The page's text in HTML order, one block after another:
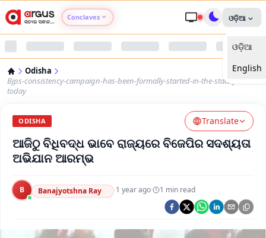
Conclaves
Argus Nari Shakti
Argus Health Connect
Argus Chalo Dekhein Apna Desh
ଓଡ଼ିଆ
ଓଡ଼ିଆ
English
Odisha
Bjps-consistency-campaign-has-been-formally-started-in-the-state-from-
today
ODISHA Translate
ଆଜିଠୁ ବିଧିବଦ୍ଧ ଭାବେ ରାଜ୍ୟରେ ବିଜେପିର ସଦଶ୍ୟତା
ଅଭିଯାନ ଆରମ୍ଭ
B Banajyotshna Ray ·1 year ago· 1 min read